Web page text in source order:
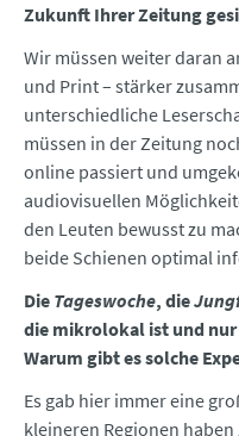
Zukunft Ihrer Zeitung
Wir müssen weiter daran
und Print – stärker
unterschiedliche
müssen in der Zeitung
online passiert und
audiovisuellen
den Leuten bewusst zu
beide Schienen optimal
Die Tageswoche, die
die mikrolokal ist und
Warum gibt es solche
Es gab hier immer eine
kleineren Regionen